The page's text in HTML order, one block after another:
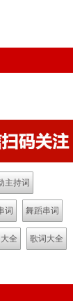
主持词
词 舞蹈串词
全 歌词大全